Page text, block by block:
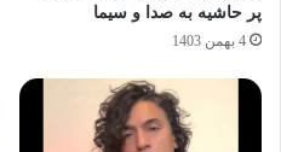
پر حاشیه به صدا و سیما
4 بهمن 1403